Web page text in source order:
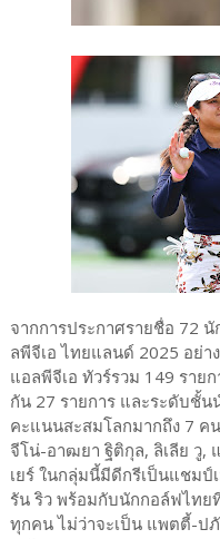
จากการประกาศรายชื่อ 72
ลพีจีเอ ไทยแลนด์ 2025 อย่
แอลพีจีเอ ทัวร์รวม 149 ราย
กัน 27 รายการ และระดับชั้
คะแนนสะสมโลกมากถึง 7 ค
จีโน่-อาฒยา ฐิติกุล, ลิเลีย วู,
เยร์ ในกลุ่มนี้มีดีกรีเป็นแชมป์
รัน ริว พร้อมกับนักกอล์ฟไทย
ทุกคน ไม่ว่าจะเป็น แพตตี้-ป